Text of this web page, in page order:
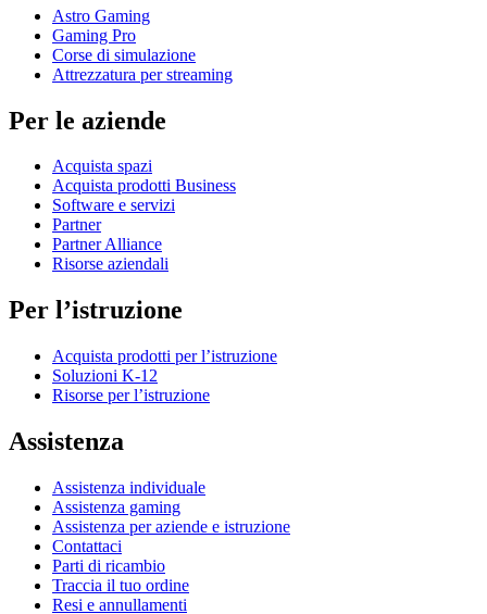
Astro Gaming
Gaming Pro
Corse di simulazione
Attrezzatura per streaming
Per le aziende
Acquista spazi
Acquista prodotti Business
Software e servizi
Partner
Partner Alliance
Risorse aziendali
Per l’istruzione
Acquista prodotti per l’istruzione
Soluzioni K-12
Risorse per l’istruzione
Assistenza
Assistenza individuale
Assistenza gaming
Assistenza per aziende e istruzione
Contattaci
Parti di ricambio
Traccia il tuo ordine
Resi e annullamenti